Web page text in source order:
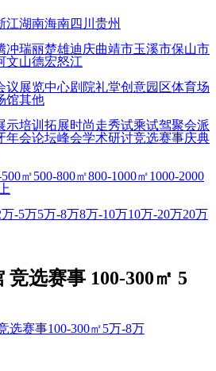
江湖南海南四川 贵州
冲瑞丽楚雄迪庆曲靖市玉溪市保山市
文山德宏怒江
议展览中心剧院礼堂创意园区体育场
馆其他
示培训拓展时尚走秀试乘试驾聚会派
年会论坛峰会学术研讨竞选赛事庆典
㎡500-800㎡800-1000㎡1000-2000
万-5万5万-8万8万-10万10万-20万20万
竞选赛事 100-300㎡ 5
选赛事100-300㎡5万-8万